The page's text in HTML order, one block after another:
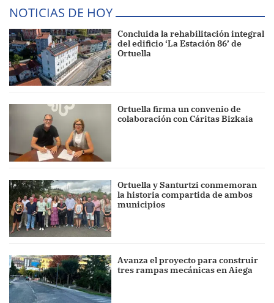
NOTICIAS DE HOY
Concluida la rehabilitación integral
del edificio ‘La Estación 86’ de
Ortuella
Ortuella firma un convenio de
colaboración con Cáritas Bizkaia
Ortuella y Santurtzi conmemoran
la historia compartida de ambos
municipios
Avanza el proyecto para construir
tres rampas mecánicas en Aiega